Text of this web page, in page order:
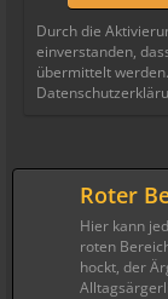
Durch die
einverstanden,
übermittelt
Roter
Hier kann
roten
hockt, der